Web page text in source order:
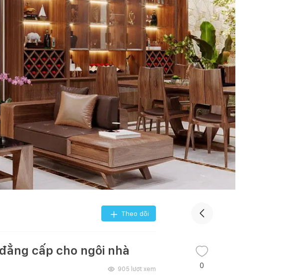
Theo dõi
cấp cho ngôi nhà
905 lượt xem 0